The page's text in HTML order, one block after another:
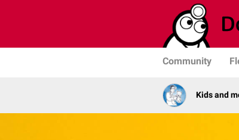
Community
Kids and